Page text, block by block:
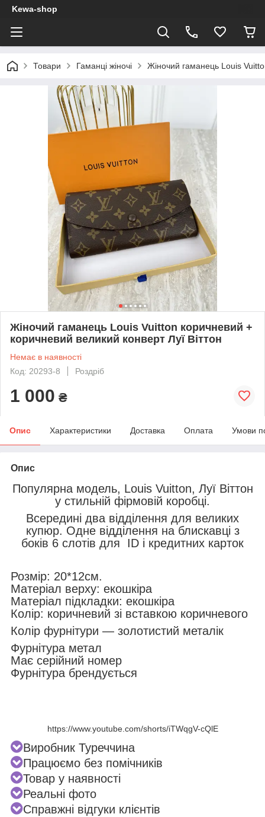
Kewa-shop
Товари Гаманці жіночі Жіночий гаманець Louis
Жіночий гаманець Louis Vuitton коричневий +
коричневий великий конверт Луї Віттон
Немає в наявності
Код: 20293-8
Роздріб
1 000 ₴
Опис Характеристики Доставка Оплата Умови
Опис
Популярна модель, Louis Vuitton, Луї Віттон
у стильній фірмовій коробці.
Всередині два відділення для великих
купюр. Одне відділення на блискавці з
боків 6 слотів для ID і кредитних карток
Розмір: 20*12см.
Матеріал верху: екошкіра
Матеріал підкладки: екошкіра
Колір: коричневий зі вставкою коричневого
Колір фурнітури — золотистий металік
Фурнітура метал
Має серійний номер
Фурнітура брендується
https://www.youtube.com/shorts/iTWqgV-cQlE
Виробник Туреччина
Працюємо без помічників
Товар у наявності
Реальні фото
Справжні відгуки клієнтів